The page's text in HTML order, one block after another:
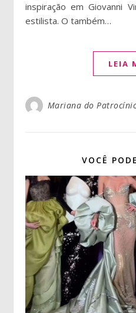
inspiração em Giovanni
estilista. O também…
LEIA
Mariana do
VOCÊ